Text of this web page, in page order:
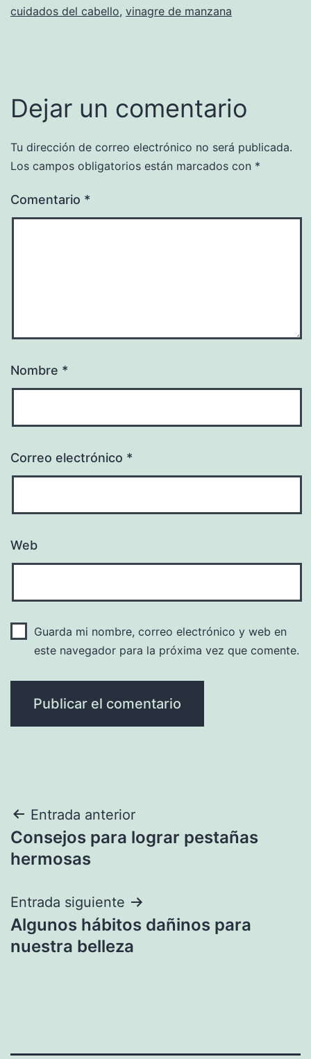
cuidados del cabello, vinagre de manzana
Dejar un comentario
Tu dirección de correo electrónico no será publicada.
Los campos obligatorios están marcados con *
Comentario *
Nombre *
Correo electrónico *
Web
Guarda mi nombre, correo electrónico y web en
este navegador para la próxima vez que comente.
Navegación
de
Entrada anterior
Consejos para lograr pestañas
hermosas
Entrada siguiente
Algunos hábitos dañinos para
nuestra belleza